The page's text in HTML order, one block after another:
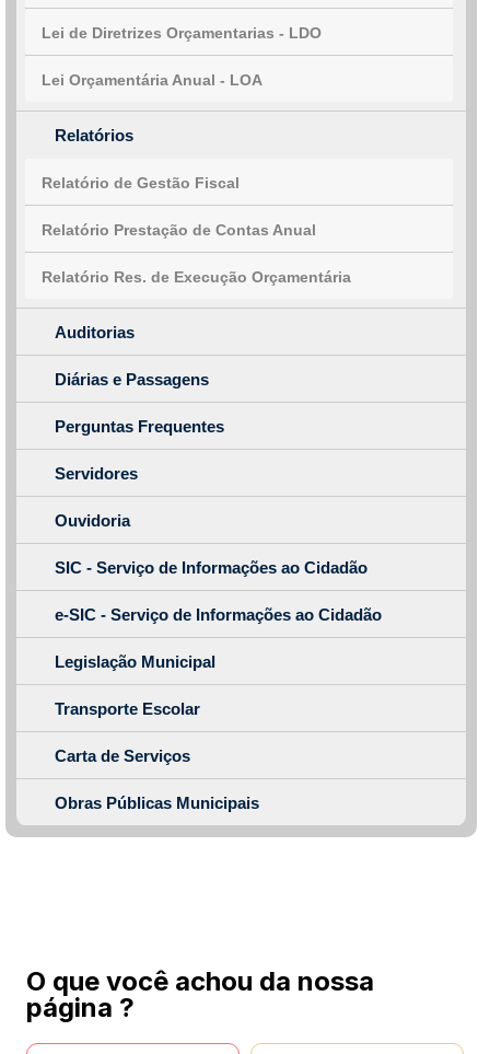
Lei de Diretrizes Orçamentarias - LDO
Lei Orçamentária Anual - LOA
Relatórios
Relatório de Gestão Fiscal
Relatório Prestação de Contas Anual
Relatório Res. de Execução Orçamentária
Auditorias
Diárias e Passagens
Perguntas Frequentes
Servidores
Ouvidoria
SIC - Serviço de Informações ao Cidadão
e-SIC - Serviço de Informações ao Cidadão
Legislação Municipal
Transporte Escolar
Carta de Serviços
Obras Públicas Municipais
O que você achou da nossa
página ?